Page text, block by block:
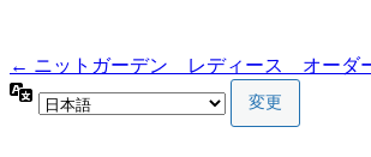
← ニットガーデン レディース オーダ
言
語